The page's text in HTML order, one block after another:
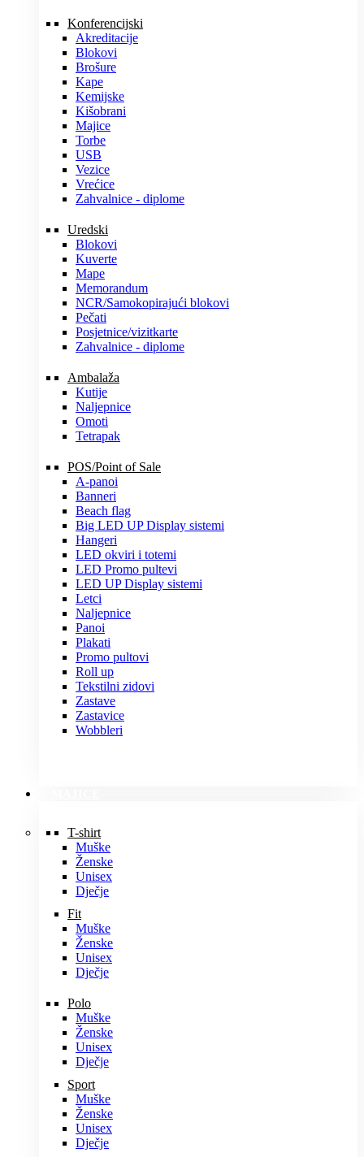
Konferencijski
Akreditacije
Blokovi
Brošure
Kape
Kemijske
Kišobrani
Majice
Torbe
USB
Vezice
Vrećice
Zahvalnice - diplome
Uredski
Blokovi
Kuverte
Mape
Memorandum
NCR/Samokopirajući blokovi
Pečati
Posjetnice/vizitkarte
Zahvalnice - diplome
Ambalaža
Kutije
Naljepnice
Omoti
Tetrapak
POS/Point of Sale
A-panoi
Banneri
Beach flag
Big LED UP Display sistemi
Hangeri
LED okviri i totemi
LED Promo pultevi
LED UP Display sistemi
Letci
Naljepnice
Panoi
Plakati
Promo pultovi
Roll up
Tekstilni zidovi
Zastave
Zastavice
Wobbleri
T-shirt
Muške
Ženske
Unisex
Dječje
Fit
Muške
Ženske
Unisex
Dječje
Polo
Muške
Ženske
Unisex
Dječje
Sport
Muške
Ženske
Unisex
Dječje